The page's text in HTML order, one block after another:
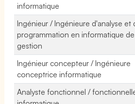
informatique
Ingénieur / Ingénieure d'analyse et
programmation en informatique de
gestion
Ingénieur concepteur / Ingénieure
conceptrice informatique
Analyste fonctionnel /